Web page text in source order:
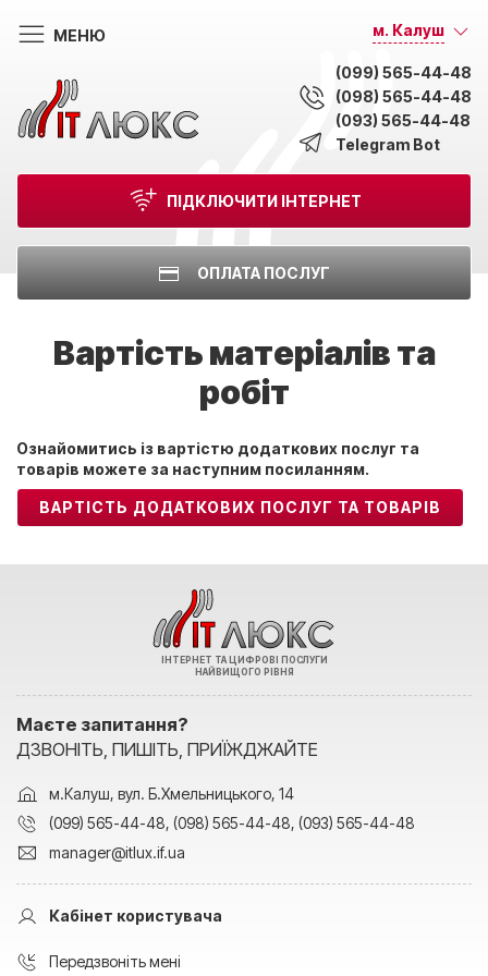
МЕНЮ м. Калуш
(099) 565-44-48
(098) 565-44-48
(093) 565-44-48
Telegram Bot
ПІДКЛЮЧИТИ ІНТЕРНЕТ
ОПЛАТА ПОСЛУГ
Вартість матеріалів та
робіт
Ознайомитись із вартістю додаткових послуг та
товарів можете за наступним посиланням.
ВАРТІСТЬ ДОДАТКОВИХ ПОСЛУГ ТА ТОВАРІВ
ІНТЕРНЕТ ТА ЦИФРОВІ ПОСЛУГИ
НАЙВИЩОГО РІВНЯ
Маєте запитання?
ДЗВОНІТЬ, ПИШІТЬ, ПРИЇЖДЖАЙТЕ
м.Калуш, вул. Б.Хмельницького, 14
(099) 565-44-48, (098) 565-44-48, (093) 565-44-48
manager@itlux.if.ua
Кабінет користувача
Передзвоніть мені